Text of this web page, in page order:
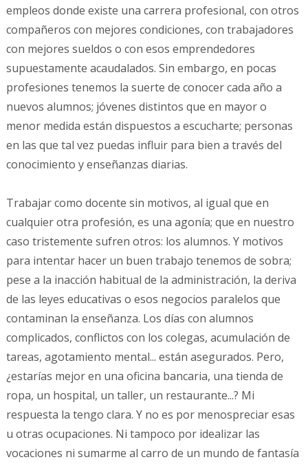
empleos donde existe una carrera profesional, con otros
compañeros con mejores condiciones, con trabajadores
con mejores sueldos o con esos emprendedores
supuestamente acaudalados. Sin embargo, en pocas
profesiones tenemos la suerte de conocer cada año a
nuevos alumnos; jóvenes distintos que en mayor o
menor medida están dispuestos a escucharte; personas
en las que tal vez puedas influir para bien a través del
conocimiento y enseñanzas diarias.
Trabajar como docente sin motivos, al igual que en
cualquier otra profesión, es una agonía; que en nuestro
caso tristemente sufren otros: los alumnos. Y motivos
para intentar hacer un buen trabajo tenemos de sobra;
pese a la inacción habitual de la administración, la deriva
de las leyes educativas o esos negocios paralelos que
contaminan la enseñanza. Los días con alumnos
complicados, conflictos con los colegas, acumulación de
tareas, agotamiento mental... están asegurados. Pero,
¿estarías mejor en una oficina bancaria, una tienda de
ropa, un hospital, un taller, un restaurante...? Mi
respuesta la tengo clara. Y no es por menospreciar esas
u otras ocupaciones. Ni tampoco por idealizar las
vocaciones ni sumarme al carro de un mundo de fantasía